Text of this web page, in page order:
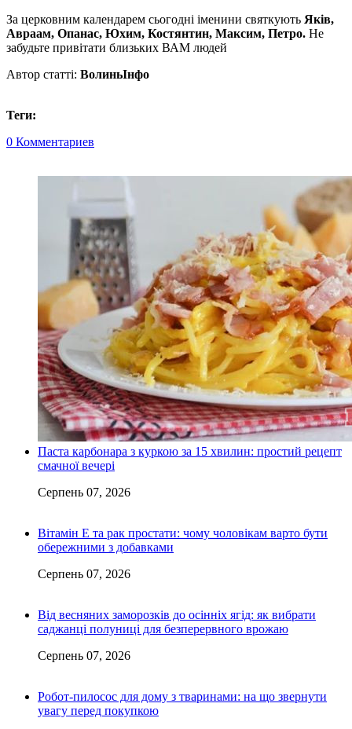
За церковним календарем сьогодні іменини святкують Яків,
Авраам, Опанас, Юхим, Костянтин, Максим, Петро. Не
забудьте привітати близьких ВАМ людей
Автор статті: ВолиньІнфо
Теги:
0 Комментариев
Паста карбонара з куркою за 15 хвилин: простий рецепт
смачної вечері
Серпень 07, 2026
Вітамін Е та рак простати: чому чоловікам варто бути
обережними з добавками
Серпень 07, 2026
Від весняних заморозків до осінніх ягід: як вибрати
саджанці полуниці для безперервного врожаю
Серпень 07, 2026
Робот-пилосос для дому з тваринами: на що звернути
увагу перед покупкою